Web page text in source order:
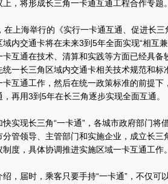
，将形成长三角一卡通互通工程合作专题。
海举行的《实行一卡通互通、促进长三
内交通卡将在未来3到5年全面实现“相互
卡互通在技术、清算和实践等方面已经具
统一长三角区域内交通卡相关技术规范和标
卡互通工作，然后在统一政策标准的前提
再用3到5年在长三角逐步实现全面互通。
现长三角“一卡通”，各城市政府部门将
分管领导、主管部门和实施企业，成立长三
度，具体协调推进实施区域一卡互通工作。
届时，乘客只要手持“一卡通”，不仅可以